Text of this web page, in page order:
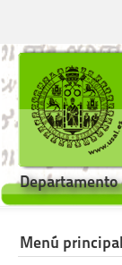
Departamento
Menú principal